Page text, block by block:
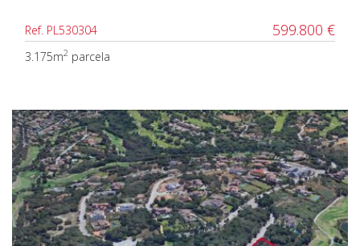
Ref. PL530304 599.800 €
3.175m2 parcela